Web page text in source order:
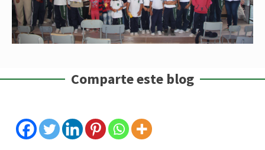
Comparte este blog